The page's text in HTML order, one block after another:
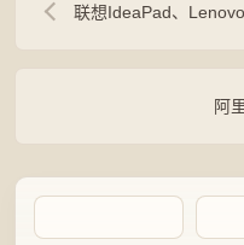
联想IdeaPad、
阿